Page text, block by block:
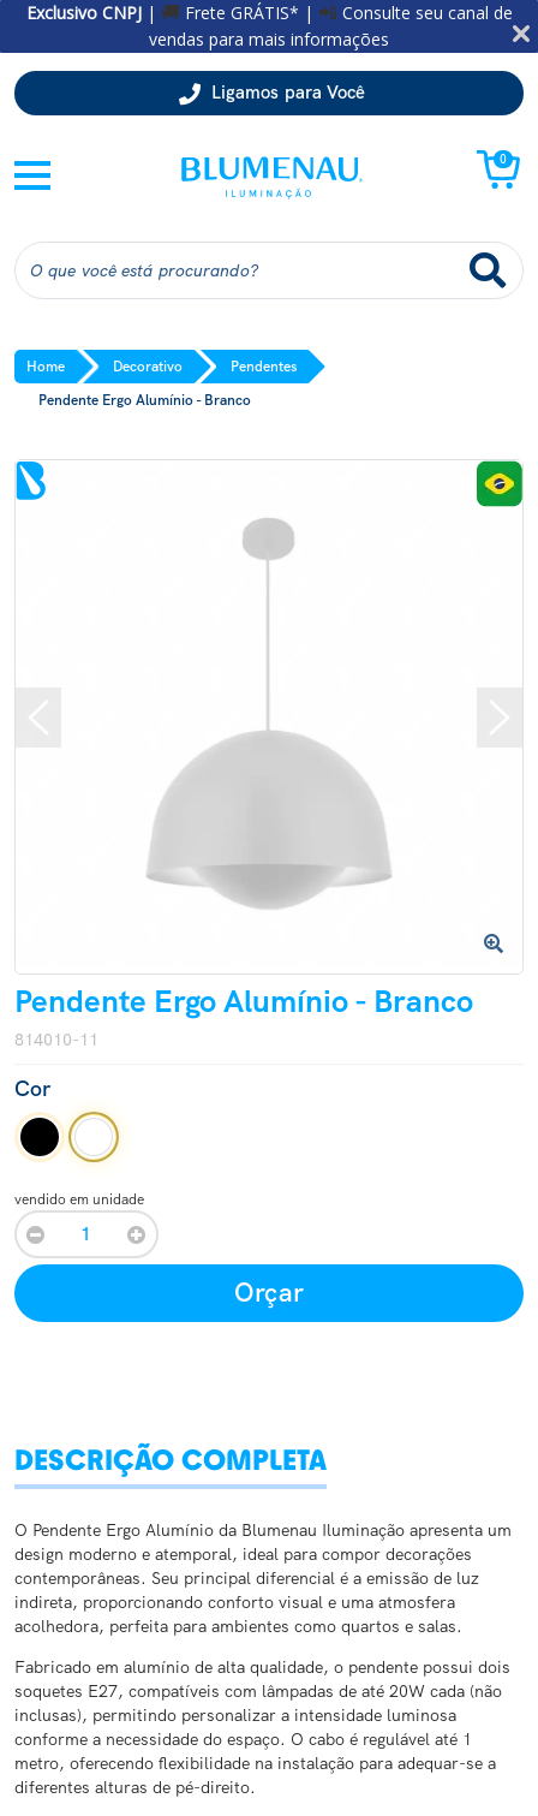
Exclusivo CNPJ | 🚚 Frete GRÁTIS* | 📲 Consulte seu canal de
vendas para mais informações
Ligamos para Você
0
Home Decorativo
Pendentes
Pendente Ergo Alumínio - Branco
Pendente Ergo Alumínio - Branco
814010-11
Cor
vendido em unidade
Orçar
DESCRIÇÃO COMPLETA
​O Pendente Ergo Alumínio da Blumenau Iluminação apresenta um
design moderno e atemporal, ideal para compor decorações
contemporâneas. Seu principal diferencial é a emissão de luz
indireta, proporcionando conforto visual e uma atmosfera
acolhedora, perfeita para ambientes como quartos e salas.​
Fabricado em alumínio de alta qualidade, o pendente possui dois
soquetes E27, compatíveis com lâmpadas de até 20W cada (não
inclusas), permitindo personalizar a intensidade luminosa
conforme a necessidade do espaço. O cabo é regulável até 1
metro, oferecendo flexibilidade na instalação para adequar-se a
diferentes alturas de pé-direito.